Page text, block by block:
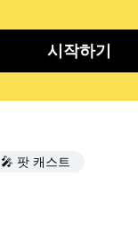
시작하기
🎤 팟 캐스트